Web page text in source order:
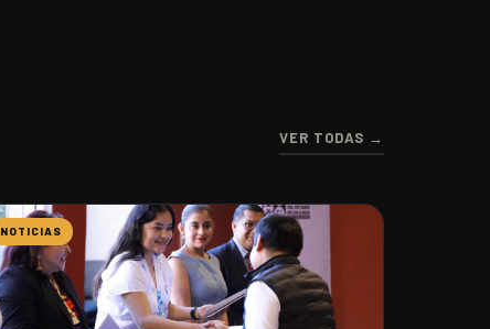
VER TODAS →
NOTICIAS